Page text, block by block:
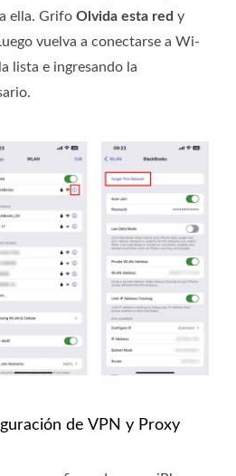
ella. Grifo Olvida esta red y
vuelva a conectarse a Wi-
lista e ingresando la
de VPN y Proxy